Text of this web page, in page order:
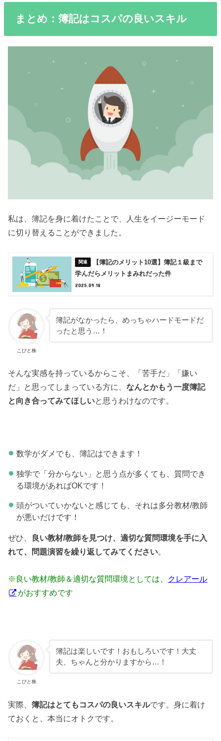
まとめ：簿記はコスパの良いスキル
私は、簿記を身に着けたことで、人生をイージーモード
に切り替えることができました。
【簿記のメリット10選】簿記１級まで
学んだらメリットまみれだった件
2025.09.18
こびと株
簿記がなかったら、めっちゃハードモードだ
ったと思う…！
そんな実感を持っているからこそ、「苦手だ」「嫌い
だ」と思ってしまっている方に、なんとかもう一度簿記
と向き合ってみてほしいと思うわけなのです。
数学がダメでも、簿記はできます！
独学で「分からない」と思う点が多くても、質問でき
る環境があればOKです！
頭がついていかないと感じても、それは多分教材/教師
が悪いだけです！
ぜひ、
良い教材/教師を見つけ、適切な質問環境を手に入
れて、問題演習を繰り返してみてください。
※良い教材/教師＆適切な質問環境としては、 クレアール
がおすすめです
こびと株
簿記は楽しいです！おもしろいです！大丈
夫、ちゃんと分かりますから…！
実際、簿記はとてもコスパの良いスキルです。身に着け
ておくと、本当にオトクです。